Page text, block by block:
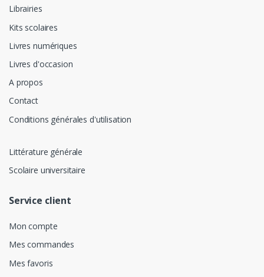
Librairies
Kits scolaires
Livres numériques
Livres d'occasion
A propos
Contact
Conditions générales d'utilisation
Littérature générale
Scolaire universitaire
Service client
Mon compte
Mes commandes
Mes favoris